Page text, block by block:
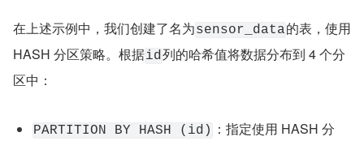
在上述示例中，我们创建了名为sensor_data的表，使用
HASH 分区策略。根据id列的哈希值将数据分布到 4 个分
区中：
PARTITION BY HASH (id)
：指定使用 HASH 分